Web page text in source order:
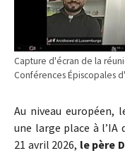
Capture d'écran de la
Conférences Épiscopales
Au niveau européen,
une large place à l’IA
21 avril 2026, le père